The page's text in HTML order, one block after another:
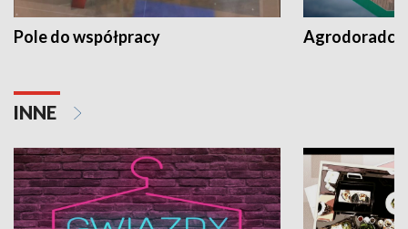
Pole do współpracy Agrodoradcy
INNE